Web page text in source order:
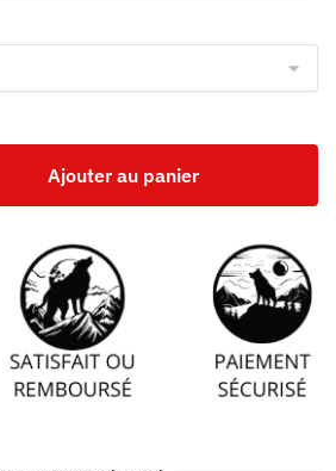
Ajouter au panier